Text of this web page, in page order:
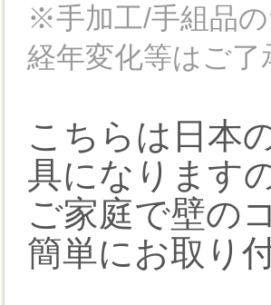
※手加工/手組品
経年変化等はご
こちらは日本
具になります
ご家庭で壁の
簡単にお取り